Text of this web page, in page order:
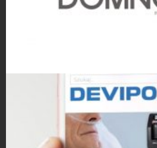
Projekty logo